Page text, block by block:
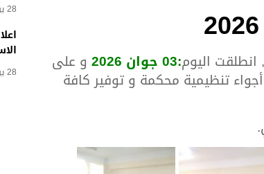
28 يوليو، 2026
28 يوليو، 2026 , انطلقت اليوم:03 جوان 2026 و على
تنظيمية محكمة و توفير كافة